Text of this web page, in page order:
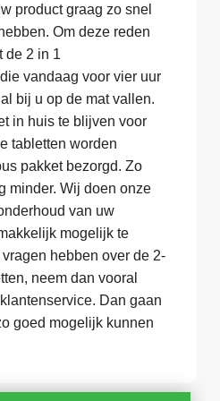
product graag zo snel
Om deze reden
de 2 in 1
vandaag voor vier uur
bij u op de mat vallen.
in huis te blijven voor
tabletten worden
pakket bezorgd. Zo
minder. Wij doen onze
van uw
mogelijk te
hebben over de 2-
neem dan vooral
Dan gaan
goed mogelijk kunnen